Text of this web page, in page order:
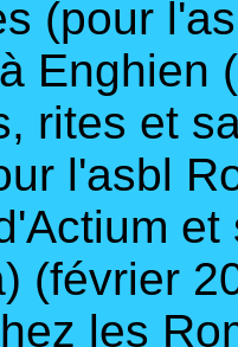
(pour
Enghien
rites et
l'asbl
) (février
les